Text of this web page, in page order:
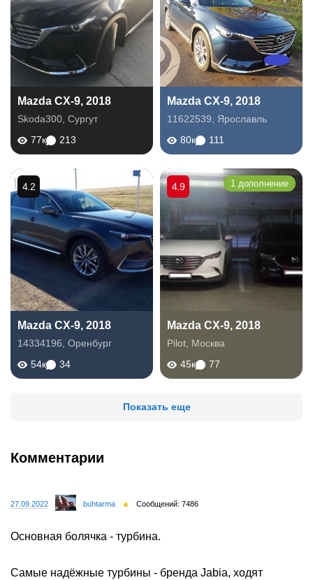
Mazda CX-9, 2018
Skoda300 Сургут
77к
213
Mazda CX-9, 2018
11622539
Ярославль
80к
111
Mazda CX-9, 2018
14334196 Оренбург
54к
34
4.2
Mazda CX-9, 2018
Pilot Москва
45к
77
4.9 1 дополнение
Показать еще
Комментарии
27.09.2022 buhtarma Сообщений: 7486
Основная болячка - турбина.
Самые надёжные турбины - бренда Jabia, ходят